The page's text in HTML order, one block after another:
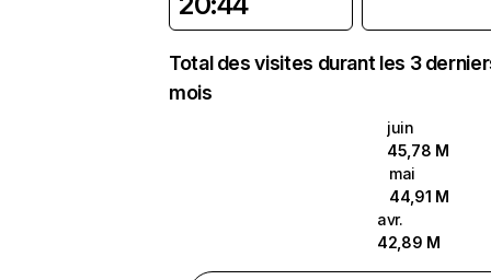
Total des visites durant les 3
mois
juin
45,78 M
mai
44,91 M
avr.
42,89 M